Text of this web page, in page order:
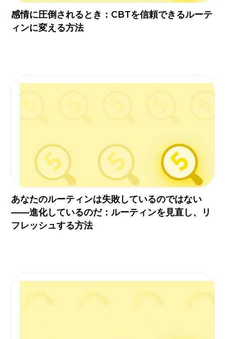
感情に圧倒されるとき：CBTを信頼できるルーテ
ィンに変える方法
あなたのルーティンは失敗しているのではない
——進化しているのだ：ルーティンを見直し、リ
フレッシュする方法